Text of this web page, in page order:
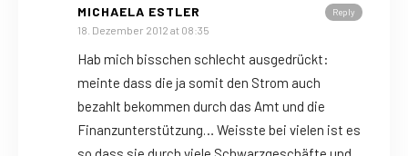
Reply
MICHAELA ESTLER
18. Dezember 2012 at 08:35
Hab mich bisschen schlecht ausgedrückt:
meinte dass die ja somit den Strom auch
bezahlt bekommen durch das Amt und die
Finanzunterstützung… Weisste bei vielen ist es